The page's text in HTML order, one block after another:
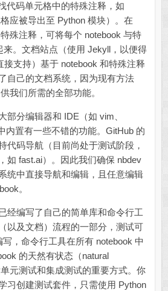
代码单元格中的特殊注释，如
应被导出至 Python 模块）。在
殊注释，可将每个 notebook 与特
来。文档站点（使用 Jekyll，以便得
接支持）基于 notebook 和特殊注释
自己的文档系统，因为现有方法
我们所需的全部功能。
分编辑器和 IDE（如 vim、
内置有一些不错的功能。GitHub 的
代码导航（目前尚处于测试阶段，
如 fast.ai）。因此我们确保 nbdev
统中直接导航和编辑，且任意编辑
。
编写了自己的简单库和命令行工
以及文档）流程的一部分，测试可
，命令行工具在所有 notebook 中
的天然有状态（natural
元测试和集成测试的重要方式。你
习创建测试套件，只需使用 Python